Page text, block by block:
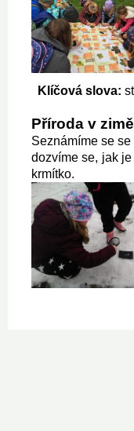
Klíčová slova:
Příroda v zimě
Seznámíme se
dozvíme se, jak
krmítko.